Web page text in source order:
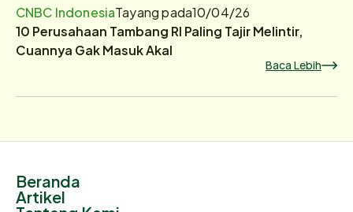
CNBC IndonesiaTayang pada10/04/26
10 Perusahaan Tambang RI Paling Tajir Melintir,
Cuannya Gak Masuk Akal
Baca Lebih
Beranda
Artikel